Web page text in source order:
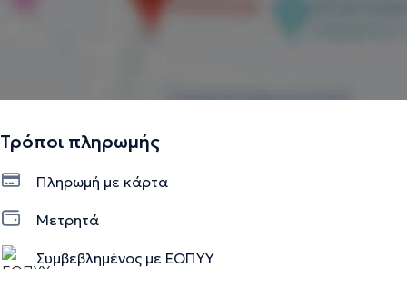
Τρόποι πληρωμής
Πληρωμή με κάρτα
Μετρητά
Συμβεβλημένος με ΕΟΠΥΥ